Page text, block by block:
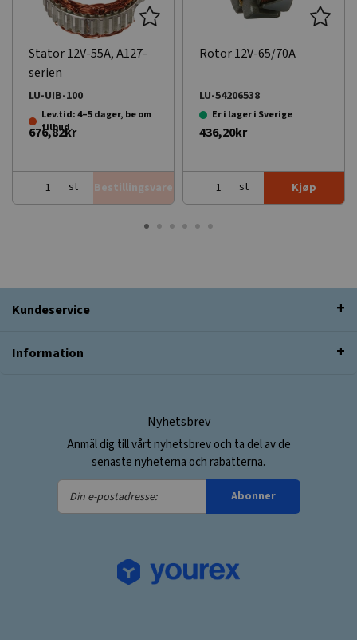
Stator 12V-55A, A127-
serien
LU-UIB-100
Lev.tid: 4–5 dager, be om
tilbud.
676,82kr
st Bestillingsvare
Rotor 12V-65/70A
LU-54206538
Er i lager i Sverige
436,20kr
st Kjøp
Kundeservice
Information
Nyhetsbrev
Anmäl dig till vårt nyhetsbrev och ta del av de
senaste nyheterna och rabatterna.
Din
e-
Abonner